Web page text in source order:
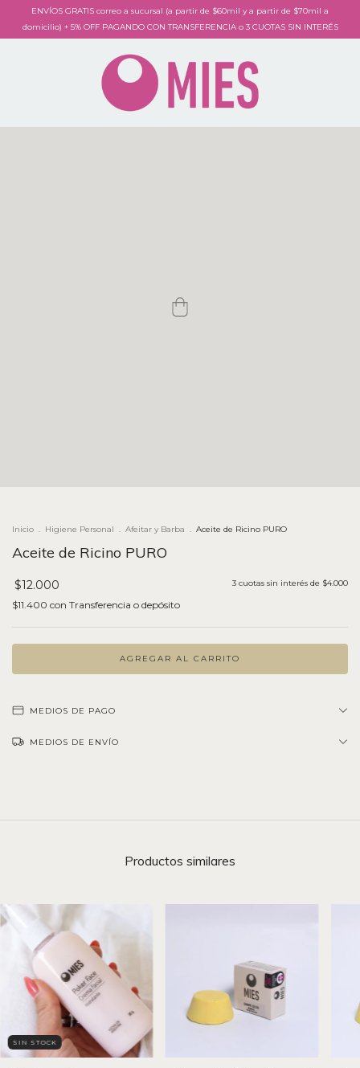
ENVÍOS GRATIS correo a sucursal (a partir de $60mil y a partir de $70mil a
domicilio) + 5% OFF PAGANDO CON TRANSFERENCIA o 3 CUOTAS SIN INTERÉS
Inicio . Higiene Personal . Afeitar y Barba . Aceite de Ricino PURO
Aceite de Ricino PURO
$12.000
$11.400 con Transferencia o depósito
3 cuotas sin interés de $4.000
MEDIOS DE PAGO
MEDIOS DE ENVÍO
Productos similares
SIN STOCK